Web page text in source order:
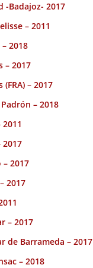
-Badajoz- 2017
– 2011
2018
– 2017
– 2017
– 2018
2017
– 2017
2017
– 2017
de Barrameda – 2017
– 2018